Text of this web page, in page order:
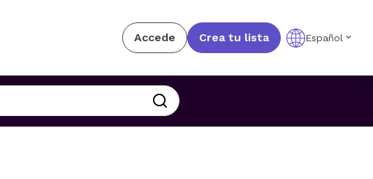
Accede Crea tu lista Español